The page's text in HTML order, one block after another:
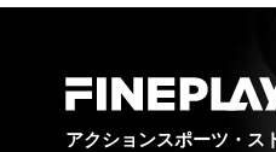
アクションスポーツ・ス